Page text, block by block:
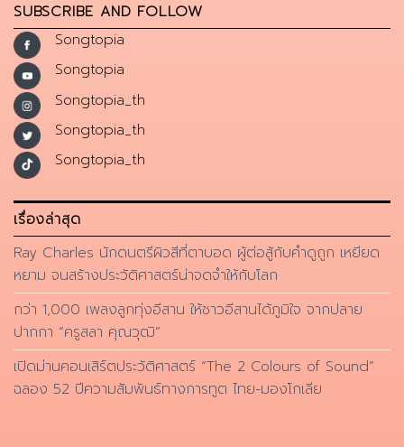
SUBSCRIBE AND FOLLOW
Songtopia
Songtopia
Songtopia_th
Songtopia_th
Songtopia_th
เรื่องล่าสุด
Ray Charles นักดนตรีผิวสีที่ตาบอด ผู้ต่อสู้กับคำดูถูก เหยียด
หยาม จนสร้างประวัติศาสตร์น่าจดจำให้กับโลก
กว่า 1,000 เพลงลูกทุ่งอีสาน ให้ชาวอีสานได้ภูมิใจ จากปลาย
ปากกา “ครูสลา คุณวุฒิ”
เปิดม่านคอนเสิร์ตประวัติศาสตร์ “The 2 Colours of Sound”
ฉลอง 52 ปีความสัมพันธ์ทางการทูต ไทย-มองโกเลีย